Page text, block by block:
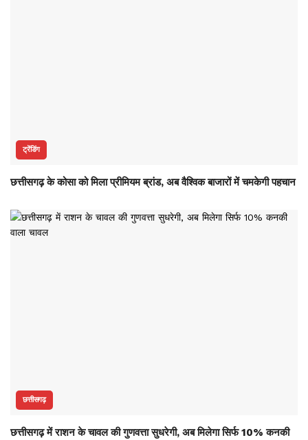
ट्रेंडिंग
छत्तीसगढ़ के कोसा को मिला प्रीमियम ब्रांड, अब वैश्विक बाजारों में चमकेगी पहचान
छत्तीसगढ़
छत्तीसगढ़ में राशन के चावल की गुणवत्ता सुधरेगी, अब मिलेगा सिर्फ 10% कनकी